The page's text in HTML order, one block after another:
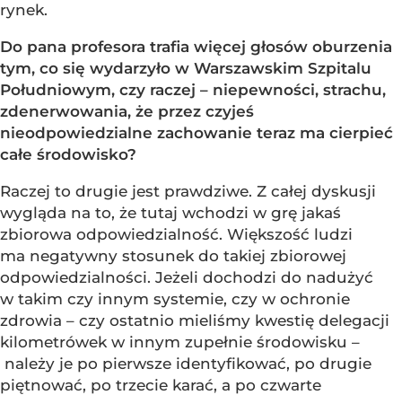
rynek.
Do pana profesora trafia więcej głosów oburzenia
tym, co się wydarzyło w Warszawskim Szpitalu
Południowym, czy raczej – niepewności, strachu,
zdenerwowania, że przez czyjeś
nieodpowiedzialne zachowanie teraz ma cierpieć
całe środowisko?
Raczej to drugie jest prawdziwe. Z całej dyskusji
wygląda na to, że tutaj wchodzi w grę jakaś
zbiorowa odpowiedzialność. Większość ludzi
ma negatywny stosunek do takiej zbiorowej
odpowiedzialności. Jeżeli dochodzi do nadużyć
w takim czy innym systemie, czy w ochronie
zdrowia – czy ostatnio mieliśmy kwestię delegacji
kilometrówek w innym zupełnie środowisku –
należy je po pierwsze identyfikować, po drugie
piętnować, po trzecie karać, a po czwarte